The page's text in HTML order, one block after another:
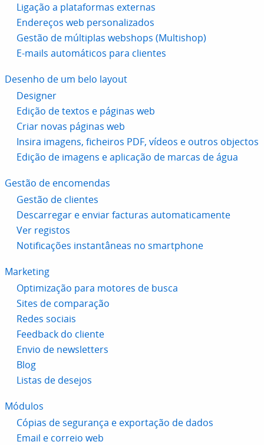
Ligação a plataformas externas
Endereços web personalizados
Gestão de múltiplas webshops (Multishop)
E-mails automáticos para clientes
Desenho de um belo layout
Designer
Edição de textos e páginas web
Criar novas páginas web
Insira imagens, ficheiros PDF, vídeos e outros objectos
Edição de imagens e aplicação de marcas de água
Gestão de encomendas
Gestão de clientes
Descarregar e enviar facturas automaticamente
Ver registos
Notificações instantâneas no smartphone
Marketing
Optimização para motores de busca
Sites de comparação
Redes sociais
Feedback do cliente
Envio de newsletters
Blog
Listas de desejos
Módulos
Cópias de segurança e exportação de dados
Email e correio web